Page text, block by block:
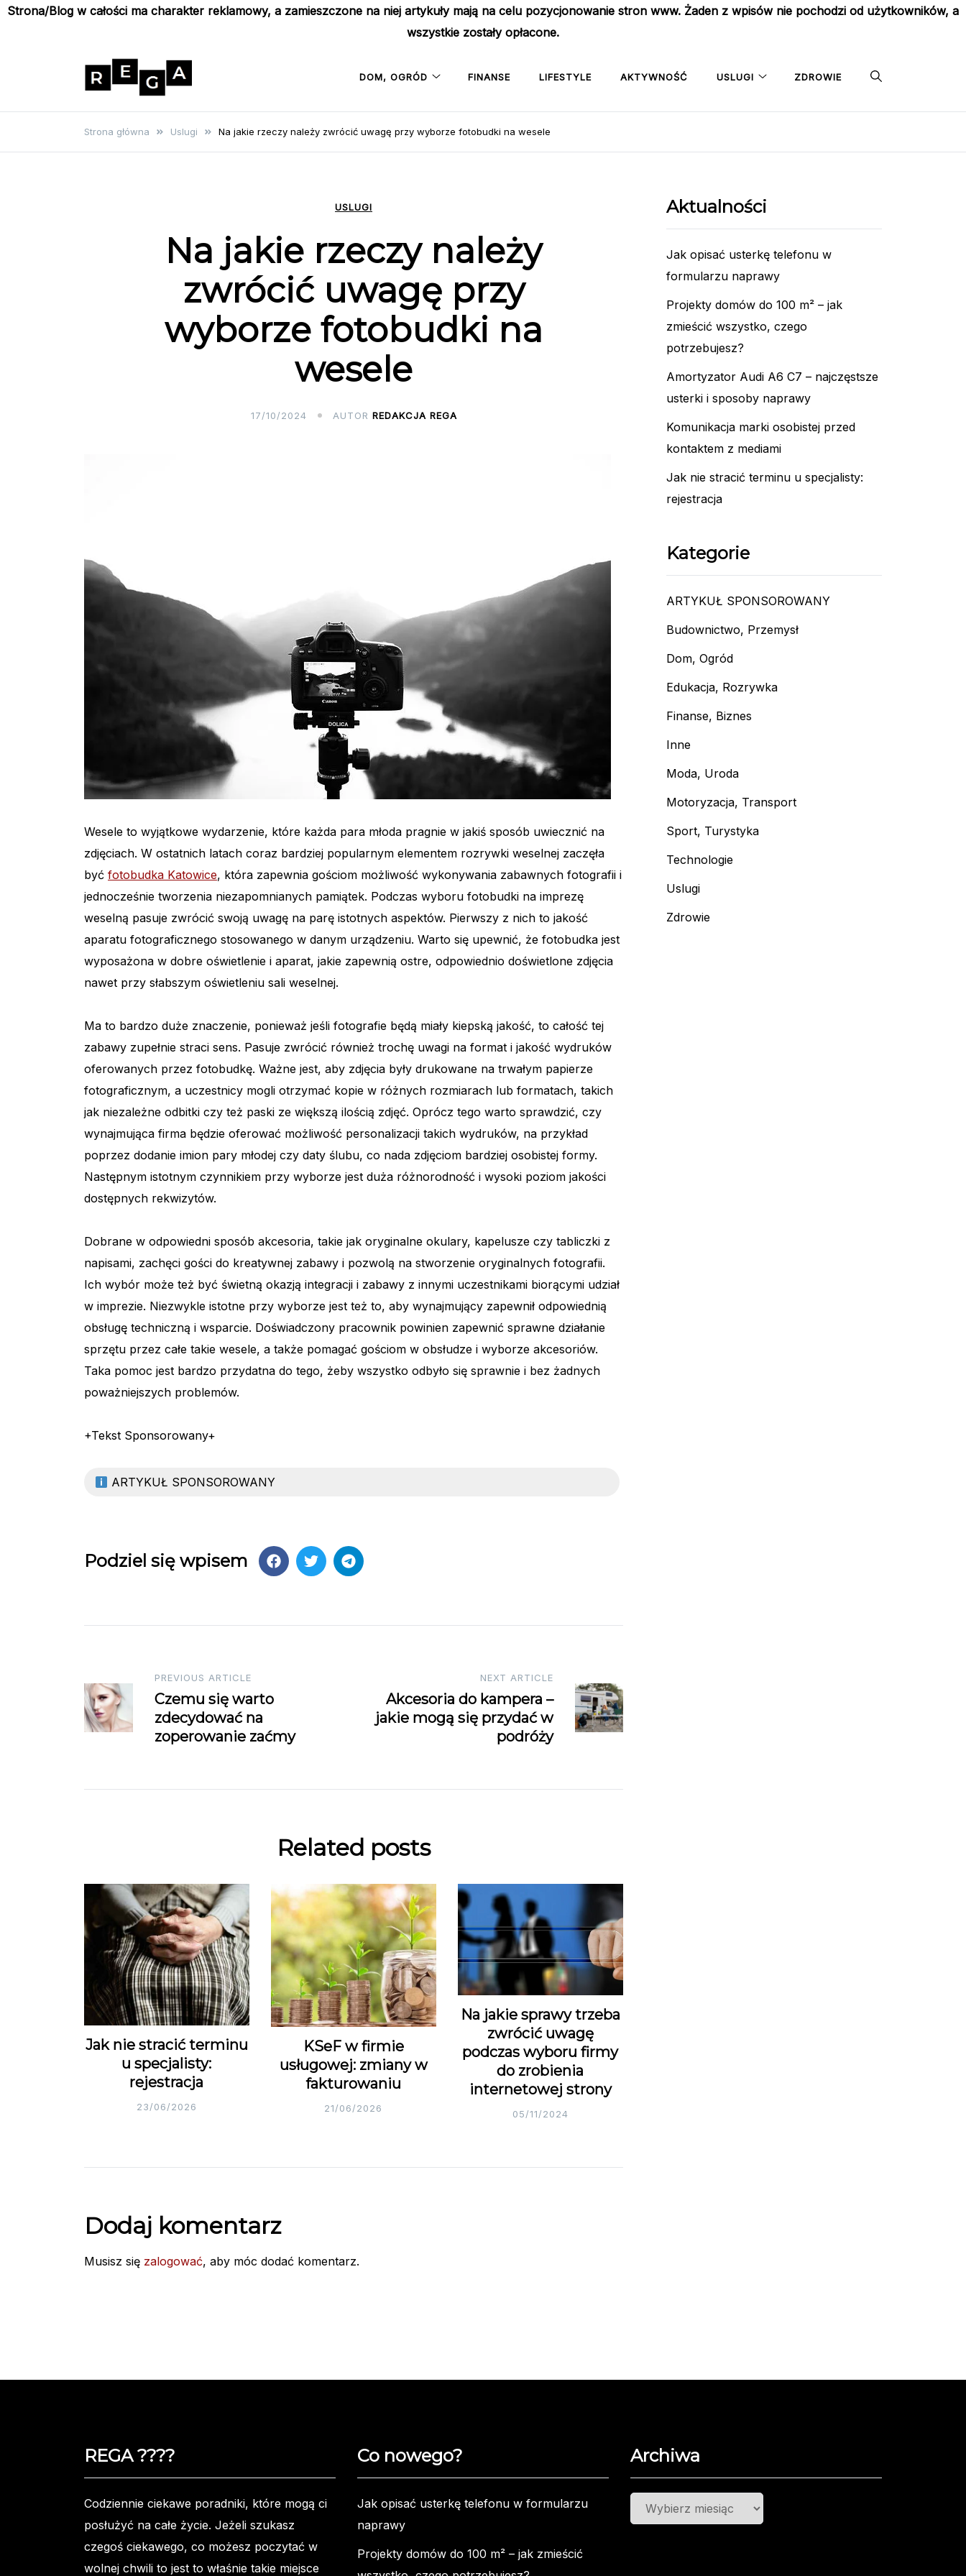
Strona/Blog w całości ma charakter reklamowy, a zamieszczone na niej artykuły mają na celu pozycjonowanie stron www. Żaden z wpisów nie pochodzi od użytkowników, a
wszystkie zostały opłacone.
Rega
poradniki
DOM, OGRÓD FINANSE LIFESTYLE AKTYWNOŚĆ USLUGI ZDROWIE
Strona główna Uslugi Na jakie rzeczy należy zwrócić uwagę przy wyborze fotobudki na wesele
USLUGI
Na jakie rzeczy należy
zwrócić uwagę przy
wyborze fotobudki na
wesele
17/10/2024 AUTOR REDAKCJA REGA
Wesele to wyjątkowe wydarzenie, które każda para młoda pragnie w jakiś sposób uwiecznić na
zdjęciach. W ostatnich latach coraz bardziej popularnym elementem rozrywki weselnej zaczęła
być fotobudka Katowice, która zapewnia gościom możliwość wykonywania zabawnych fotografii i
jednocześnie tworzenia niezapomnianych pamiątek. Podczas wyboru fotobudki na imprezę
weselną pasuje zwrócić swoją uwagę na parę istotnych aspektów. Pierwszy z nich to jakość
aparatu fotograficznego stosowanego w danym urządzeniu. Warto się upewnić, że fotobudka jest
wyposażona w dobre oświetlenie i aparat, jakie zapewnią ostre, odpowiednio doświetlone zdjęcia
nawet przy słabszym oświetleniu sali weselnej.
Ma to bardzo duże znaczenie, ponieważ jeśli fotografie będą miały kiepską jakość, to całość tej
zabawy zupełnie straci sens. Pasuje zwrócić również trochę uwagi na format i jakość wydruków
oferowanych przez fotobudkę. Ważne jest, aby zdjęcia były drukowane na trwałym papierze
fotograficznym, a uczestnicy mogli otrzymać kopie w różnych rozmiarach lub formatach, takich
jak niezależne odbitki czy też paski ze większą ilością zdjęć. Oprócz tego warto sprawdzić, czy
wynajmująca firma będzie oferować możliwość personalizacji takich wydruków, na przykład
poprzez dodanie imion pary młodej czy daty ślubu, co nada zdjęciom bardziej osobistej formy.
Następnym istotnym czynnikiem przy wyborze jest duża różnorodność i wysoki poziom jakości
dostępnych rekwizytów.
Dobrane w odpowiedni sposób akcesoria, takie jak oryginalne okulary, kapelusze czy tabliczki z
napisami, zachęci gości do kreatywnej zabawy i pozwolą na stworzenie oryginalnych fotografii.
Ich wybór może też być świetną okazją integracji i zabawy z innymi uczestnikami biorącymi udział
w imprezie. Niezwykle istotne przy wyborze jest też to, aby wynajmujący zapewnił odpowiednią
obsługę techniczną i wsparcie. Doświadczony pracownik powinien zapewnić sprawne działanie
sprzętu przez całe takie wesele, a także pomagać gościom w obsłudze i wyborze akcesoriów.
Taka pomoc jest bardzo przydatna do tego, żeby wszystko odbyło się sprawnie i bez żadnych
poważniejszych problemów.
+Tekst Sponsorowany+
ARTYKUŁ SPONSOROWANY
Podziel się wpisem
Post
navigation
PREVIOUS ARTICLE
Czemu się warto
zdecydować na
zoperowanie zaćmy
NEXT ARTICLE
Akcesoria do kampera –
jakie mogą się przydać w
podróży
Related posts
Jak nie stracić terminu
u specjalisty:
rejestracja
23/06/2026
KSeF w firmie
usługowej: zmiany w
fakturowaniu
21/06/2026
Na jakie sprawy trzeba
zwrócić uwagę
podczas wyboru firmy
do zrobienia
internetowej strony
05/11/2024
Dodaj komentarz
Musisz się zalogować, aby móc dodać komentarz.
Aktualności
Jak opisać usterkę telefonu w
formularzu naprawy
Projekty domów do 100 m² – jak
zmieścić wszystko, czego
potrzebujesz?
Amortyzator Audi A6 C7 – najczęstsze
usterki i sposoby naprawy
Komunikacja marki osobistej przed
kontaktem z mediami
Jak nie stracić terminu u specjalisty:
rejestracja
Kategorie
ARTYKUŁ SPONSOROWANY
Budownictwo, Przemysł
Dom, Ogród
Edukacja, Rozrywka
Finanse, Biznes
Inne
Moda, Uroda
Motoryzacja, Transport
Sport, Turystyka
Technologie
Uslugi
Zdrowie
REGA ????️
Codziennie ciekawe poradniki, które mogą ci
posłużyć na całe życie. Jeżeli szukasz
czegoś ciekawego, co możesz poczytać w
wolnej chwili to jest to właśnie takie miejsce
Co nowego?
Jak opisać usterkę telefonu w formularzu
naprawy
Projekty domów do 100 m² – jak zmieścić
Archiwa
Archiwa